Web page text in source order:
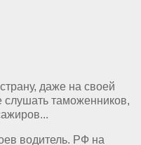
даже на своей
слушать таможенников,
водитель. РФ на